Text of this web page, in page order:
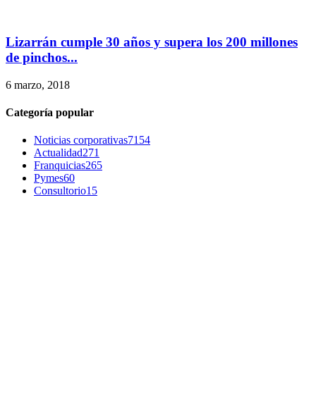
Lizarrán cumple 30 años y supera los 200 millones
de pinchos...
6 marzo, 2018
Categoría popular
Noticias corporativas7154
Actualidad271
Franquicias265
Pymes60
Consultorio15